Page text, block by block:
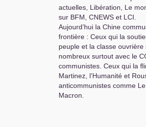
actuelles, Libération, Le
sur BFM CNEWS et LCI
Aujourd’hui la Chine
frontière : Ceux qui la
peuple et la classe
nombreux surtout avec le
communistes. Ceux qui la
Martinez, l’Humanité et
anticommunistes comme Le
Macron.